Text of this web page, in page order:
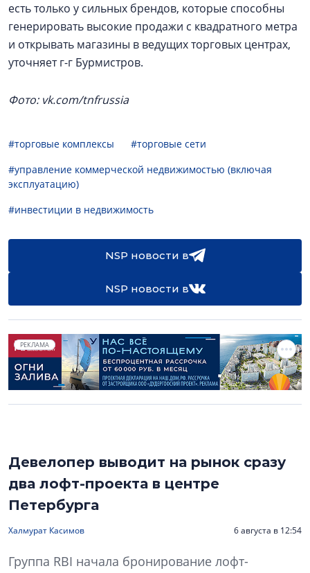
есть только у сильных брендов, которые способны
генерировать высокие продажи с квадратного метра
и открывать магазины в ведущих торговых центрах,
уточняет г-г Бурмистров.
Фото: vk.com/tnfrussia
#торговые комплексы
#торговые сети
#управление коммерческой недвижимостью (включая
эксплуатацию)
#инвестиции в недвижимость
NSP новости в
NSP новости в
РЕКЛАМА
Девелопер выводит на рынок сразу
два лофт-проекта в центре
Петербурга
Халмурат Касимов 6 августа в 12:54
Группа RBI начала бронирование лофт-